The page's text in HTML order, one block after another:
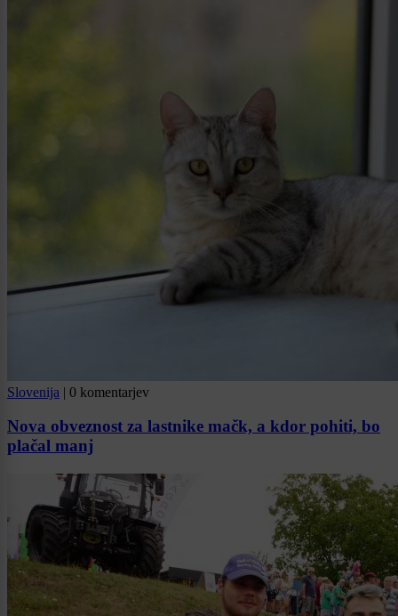
Slovenija | 0 komentarjev
Nova obveznost za lastnike mačk, a kdor pohiti, bo
plačal manj